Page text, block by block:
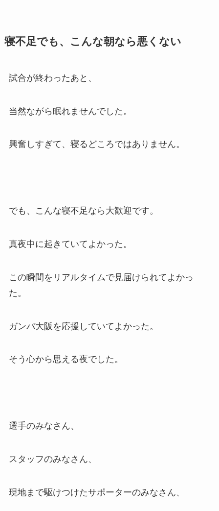
寝不足でも、こんな朝なら悪くない
試合が終わったあと、
当然ながら眠れませんでした。
興奮しすぎて、寝るどころではありません。
でも、こんな寝不足なら大歓迎です。
真夜中に起きていてよかった。
この瞬間をリアルタイムで見届けられてよかっ
た。
ガンバ大阪を応援していてよかった。
そう心から思える夜でした。
選手のみなさん、
スタッフのみなさん、
現地まで駆けつけたサポーターのみなさん、